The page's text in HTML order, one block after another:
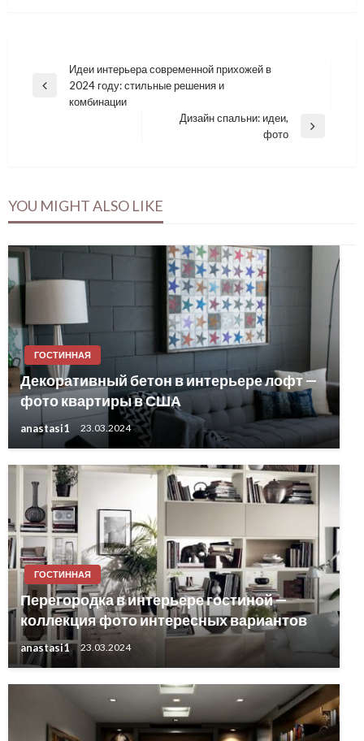
Навигация
по
Previous
Идеи интерьера современной прихожей в
2024 году: стильные решения и
комбинации
Дизайн спальни: идеи,
фото
YOU MIGHT ALSO LIKE
ГОСТИННАЯ
Декоративный бетон в интерьере лофт —
фото квартиры в США
anastasi1 23.03.2024
ГОСТИННАЯ
Перегородка в интерьере гостиной —
коллекция фото интересных вариантов
anastasi1 23.03.2024